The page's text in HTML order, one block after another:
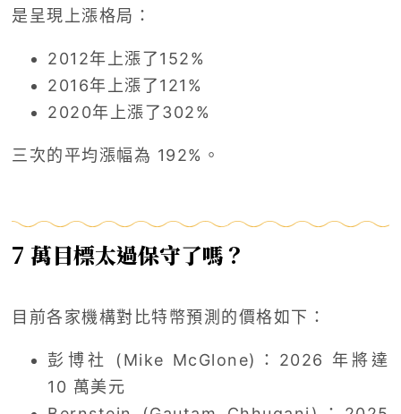
是呈現上漲格局：
2012年上漲了152%
2016年上漲了121%
2020年上漲了302%
三次的平均漲幅為 192%。
7 萬目標太過保守了嗎？
目前各家機構對比特幣預測的價格如下：
彭博社 (Mike McGlone)：2026 年將達
10 萬美元